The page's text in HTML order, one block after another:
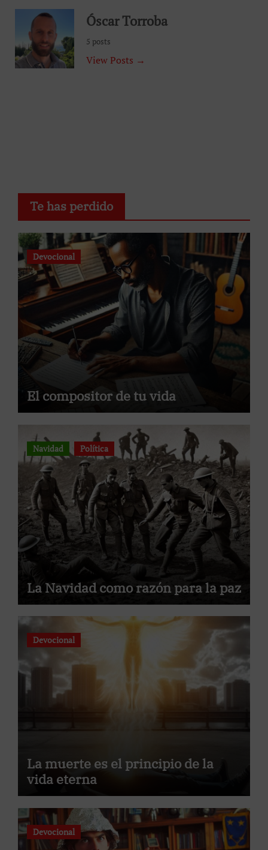
Óscar Torroba
5 posts
View Posts →
Te has perdido
Devocional
El compositor de tu vida
Navidad Política
La Navidad como razón para la paz
Devocional
La muerte es el principio de la
vida eterna
Devocional